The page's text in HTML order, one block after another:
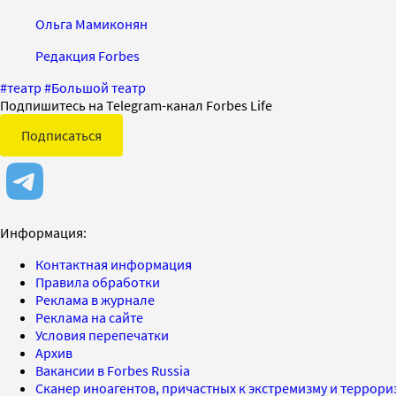
Ольга Мамиконян
Редакция Forbes
#театр #Большой театр
Подпишитесь на Telegram-канал Forbes Life
Подписаться
Информация:
Контактная информация
Правила обработки
Реклама в журнале
Реклама на сайте
Условия перепечатки
Архив
Вакансии в Forbes Russia
Сканер иноагентов, причастных к экстремизму и